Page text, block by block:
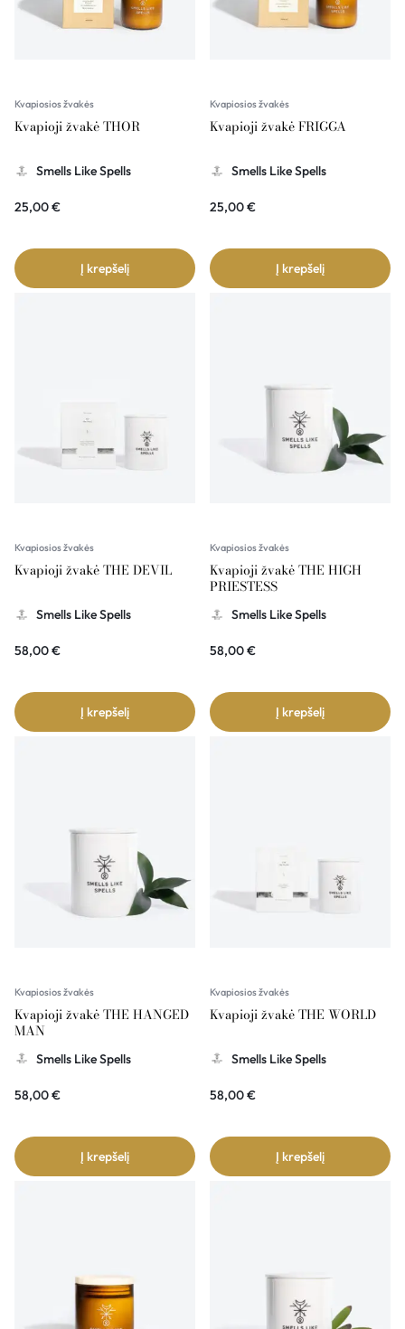
Kvapiosios žvakės
Kvapioji žvakė THOR
Smells Like Spells
25,00€
Į krepšelį
Kvapiosios žvakės
Kvapioji žvakė FRIGGA
Smells Like Spells
25,00€
Į krepšelį
Kvapiosios žvakės
Kvapioji žvakė THE DEVIL
Smells Like Spells
58,00€
Į krepšelį
Kvapiosios žvakės
Kvapioji žvakė THE HIGH
PRIESTESS
Smells Like Spells
58,00€
Į krepšelį
Kvapiosios žvakės
Kvapioji žvakė THE HANGED
MAN
Smells Like Spells
58,00€
Į krepšelį
Kvapiosios žvakės
Kvapioji žvakė THE WORLD
Smells Like Spells
58,00€
Į krepšelį